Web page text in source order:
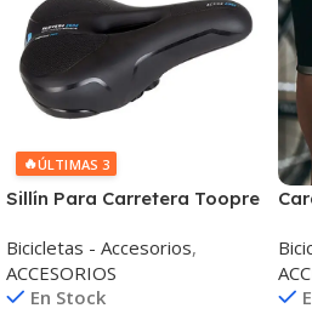
🔥ÚLTIMAS 3
Sillín Para Carretera Toopre
Bicicletas - Accesorios,
ACCESORIOS
En Stock